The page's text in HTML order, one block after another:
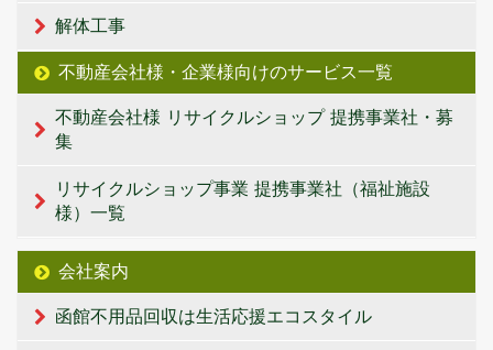
解体工事
不動産会社様・企業様向けのサービス一覧
不動産会社様 リサイクルショップ 提携事業社・募
集
リサイクルショップ事業 提携事業社（福祉施設
様）一覧
会社案内
函館不用品回収は生活応援エコスタイル